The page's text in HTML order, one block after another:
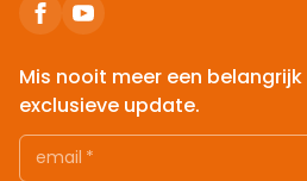
Mis nooit meer een
exclusieve update.
email *